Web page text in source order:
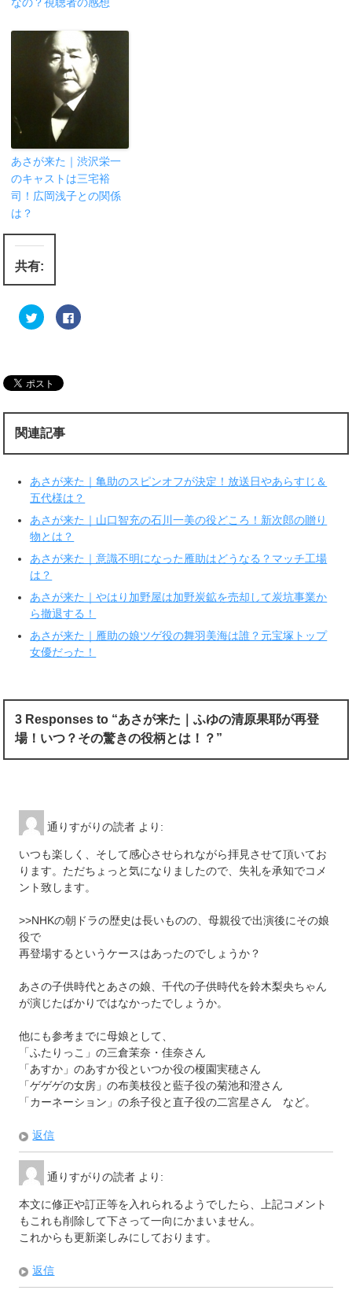
なの？視聴者の感想
あさが来た｜渋沢栄一
のキャストは三宅裕
司！広岡浅子との関係
は？
共有:
ク
リ
w
i
e
r
で
有
新
し
い
ウ
ン
ド
ウ
開
き
ま
)
F
a
す
ク
ッ
ク
し
て
く
だ
新
ィ
ン
ド
で
開
き
関連記事
あさが来た｜亀助のスピンオフが決定！放送日やあらすじ＆
五代様は？
あさが来た｜山口智充の石川一美の役どころ！新次郎の贈り
物とは？
あさが来た｜意識不明になった雁助はどうなる？マッチ工場
は？
あさが来た｜やはり加野屋は加野炭鉱を売却して炭坑事業か
ら撤退する！
あさが来た｜雁助の娘ツゲ役の舞羽美海は誰？元宝塚トップ
女優だった！
3 Responses to “あさが来た｜ふゆの清原果耶が再登
場！いつ？その驚きの役柄とは！？”
通りすがりの読者 より:
いつも楽しく、そして感心させられながら拝見させて頂いてお
ります。ただちょっと気になりましたので、失礼を承知でコメ
ント致します。
>>NHKの朝ドラの歴史は長いものの、母親役で出演後にその娘
役で
再登場するというケースはあったのでしょうか？
あさの子供時代とあさの娘、千代の子供時代を鈴木梨央ちゃん
が演じたばかりではなかったでしょうか。
他にも参考までに母娘として、
「ふたりっこ」の三倉茉奈・佳奈さん
「あすか」のあすか役といつか役の榎園実穂さん
「ゲゲゲの女房」の布美枝役と藍子役の菊池和澄さん
「カーネーション」の糸子役と直子役の二宮星さん など。
返信
通りすがりの読者 より:
本文に修正や訂正等を入れられるようでしたら、上記コメント
もこれも削除して下さって一向にかまいません。
これからも更新楽しみにしております。
返信